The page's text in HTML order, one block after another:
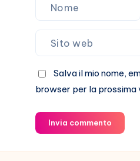
Salva il mio nome,
browser per la
Invia commento